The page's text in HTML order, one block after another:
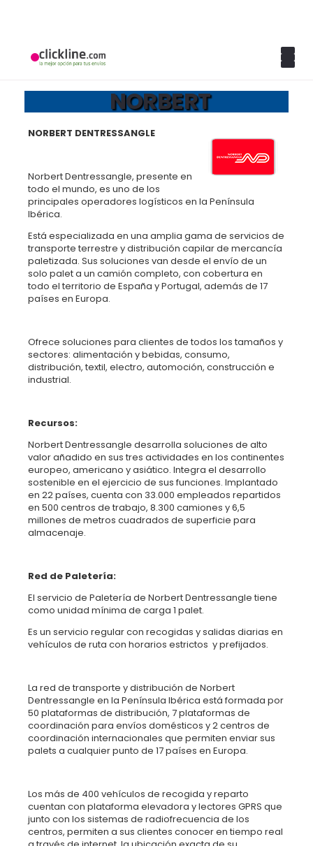
NORBERT
NORBERT DENTRESSANGLE
Norbert Dentressangle, presente en
todo el mundo, es uno de los
principales operadores logísticos en la Península
Ibérica.
Está especializada en una amplia gama de servicios de
transporte terrestre y distribución capilar de mercancía
paletizada. Sus soluciones van desde el envío de un
solo palet a un camión completo, con cobertura en
todo el territorio de España y Portugal, además de 17
países en Europa.
Ofrece soluciones para clientes de todos los tamaños y
sectores: alimentación y bebidas, consumo,
distribución, textil, electro, automoción, construcción e
industrial.
Recursos:
Norbert Dentressangle desarrolla soluciones de alto
valor añadido en sus tres actividades en los continentes
europeo, americano y asiático. Integra el desarrollo
sostenible en el ejercicio de sus funciones. Implantado
en 22 países, cuenta con 33.000 empleados repartidos
en 500 centros de trabajo, 8.300 camiones y 6,5
millones de metros cuadrados de superficie para
almacenaje.
Red de Paletería:
El servicio de Paletería de Norbert Dentressangle tiene
como unidad mínima de carga 1 palet.
Es un servicio regular con recogidas y salidas diarias en
vehículos de ruta con horarios estrictos y prefijados.
La red de transporte y distribución de Norbert
Dentressangle en la Península Ibérica está formada por
50 plataformas de distribución, 7 plataformas de
coordinación para envíos domésticos y 2 centros de
coordinación internacionales que permiten enviar sus
palets a cualquier punto de 17 países en Europa.
Los más de 400 vehículos de recogida y reparto
cuentan con plataforma elevadora y lectores GPRS que
junto con los sistemas de radiofrecuencia de los
centros, permiten a sus clientes conocer en tiempo real